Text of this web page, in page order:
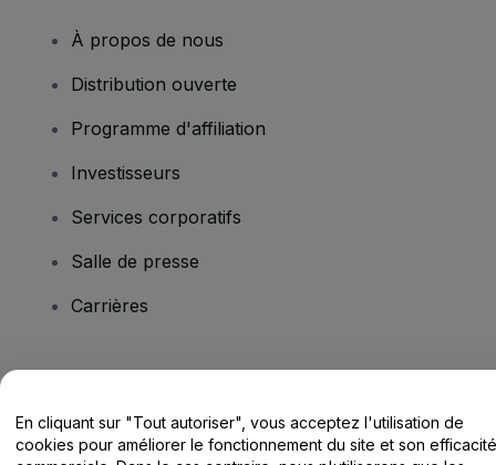
À propos de nous
Distribution ouverte
Programme d'affiliation
Investisseurs
Services corporatifs
Salle de presse
Carrières
Centre d'assistance / Nous contacter
En cliquant sur "Tout autoriser", vous acceptez l'utilisation de
cookies pour améliorer le fonctionnement du site et son efficacité